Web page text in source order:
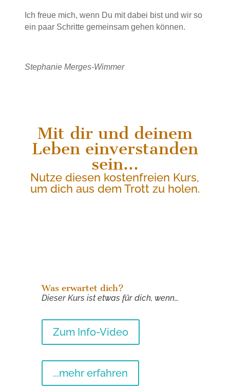
Ich freue mich, wenn Du mit dabei bist und wir so
ein paar Schritte gemeinsam gehen können.
Stephanie Merges-Wimmer
Mit dir und deinem
Leben einverstanden
sein…
Nutze diesen kostenfreien Kurs,
um dich aus dem Trott zu holen.
Was erwartet dich?
Dieser Kurs ist etwas für dich, wenn…
Zum Info-Video
...mehr erfahren